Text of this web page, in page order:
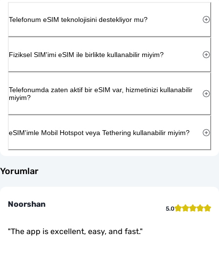
Telefonum eSIM teknolojisini destekliyor mu?
Fiziksel SIM'imi eSIM ile birlikte kullanabilir miyim?
Telefonumda zaten aktif bir eSIM var, hizmetinizi kullanabilir
miyim?
eSIM'imle Mobil Hotspot veya Tethering kullanabilir miyim?
Yorumlar
Noorshan 5.0
"The app is excellent, easy, and fast."